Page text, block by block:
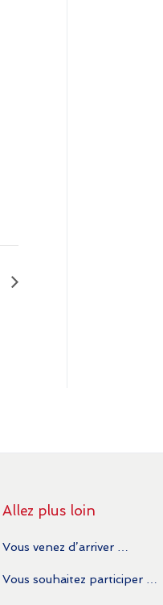
Allez plus loin
Vous venez d’arriver …
Vous souhaitez participer …